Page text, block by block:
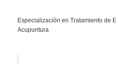
Especialización en Tratamiento de
Acupuntura